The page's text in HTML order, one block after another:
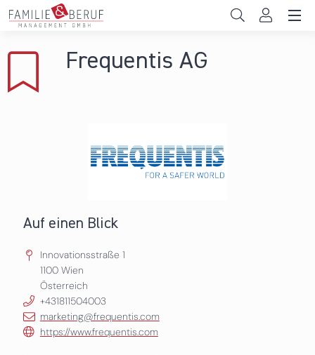
Direkt zum Inhalt
Gemeinden
Persönliche Vereinbarkeit
Frequentis AG
Auf einen Blick
Innovationsstraße 1
1100 Wien
Österreich
+431811504003
marketing@frequentis.com
https://www.frequentis.com